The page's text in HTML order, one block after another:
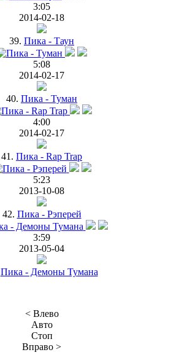
3:05
2014-02-18
39. Пика - Таун
5:08
2014-02-17
40. Пика - Туман
4:00
2014-02-17
41. Пика - Rap Trap
5:23
2013-10-08
42. Пика - Рэперей
3:59
2013-05-04
Пика - Демоны Тумана
< Влево
Авто
Стоп
Вправо >